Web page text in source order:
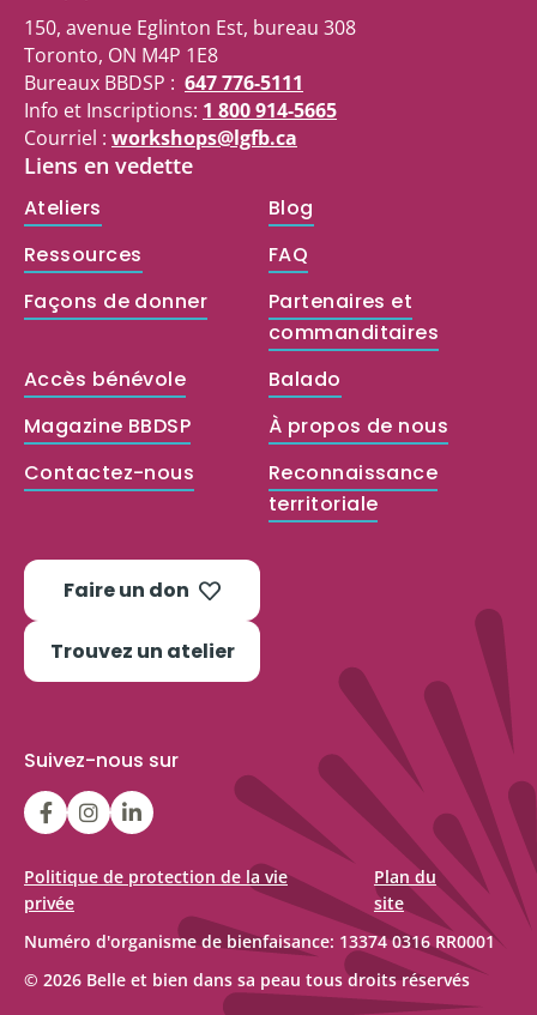
150, avenue Eglinton Est, bureau 308
Toronto, ON M4P 1E8
Bureaux BBDSP : 647 776-5111
Info et Inscriptions: 1 800 914-5665
Courriel : workshops@lgfb.ca
Liens en vedette
Ateliers
Blog
Ressources
FAQ
Façons de donner
Partenaires et
commanditaires
Accès bénévole
Balado
Magazine BBDSP
À propos de nous
Contactez-nous
Reconnaissance
territoriale
Faire un don
Trouvez un atelier
Suivez-nous sur
LGFBCanada
LGFBCanada
Belle
et
bien
dans
sa
peau
Politique de protection de la vie
privée
Plan du
site
Numéro d'organisme de bienfaisance: 13374 0316 RR0001
© 2026 Belle et bien dans sa peau tous droits réservés